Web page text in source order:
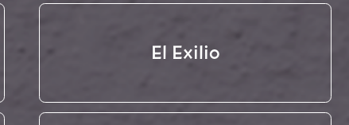
El Exilio